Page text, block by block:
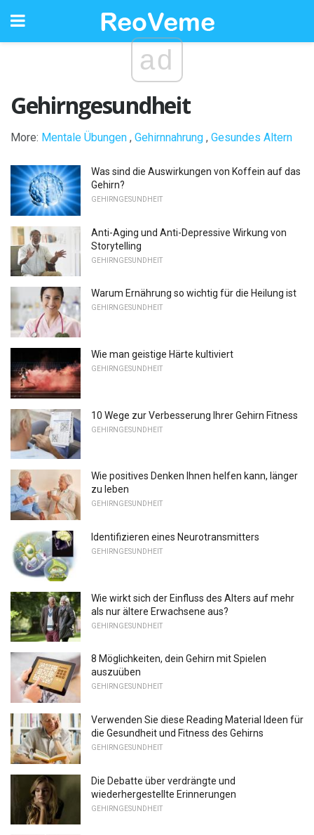
ad
Gehirngesundheit
More: Mentale Übungen , Gehirnnahrung , Gesundes Altern
Was sind die Auswirkungen von Koffein auf das
Gehirn?
GEHIRNGESUNDHEIT
Anti-Aging und Anti-Depressive Wirkung von
Storytelling
GEHIRNGESUNDHEIT
Warum Ernährung so wichtig für die Heilung ist
GEHIRNGESUNDHEIT
Wie man geistige Härte kultiviert
GEHIRNGESUNDHEIT
10 Wege zur Verbesserung Ihrer Gehirn Fitness
GEHIRNGESUNDHEIT
Wie positives Denken Ihnen helfen kann, länger
zu leben
GEHIRNGESUNDHEIT
Identifizieren eines Neurotransmitters
GEHIRNGESUNDHEIT
Wie wirkt sich der Einfluss des Alters auf mehr
als nur ältere Erwachsene aus?
GEHIRNGESUNDHEIT
8 Möglichkeiten, dein Gehirn mit Spielen
auszuüben
GEHIRNGESUNDHEIT
Verwenden Sie diese Reading Material Ideen für
die Gesundheit und Fitness des Gehirns
GEHIRNGESUNDHEIT
Die Debatte über verdrängte und
wiederhergestellte Erinnerungen
GEHIRNGESUNDHEIT